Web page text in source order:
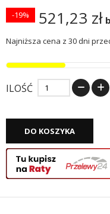
521,23 zł
-19%
Najniższa cena z 30 dni
ILOŚĆ
DO KOSZYKA